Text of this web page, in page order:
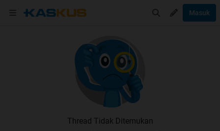
Masuk
Thread Tidak Ditemukan